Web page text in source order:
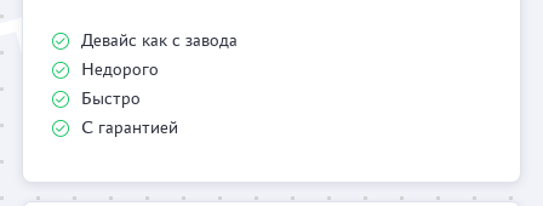
Девайс как с завода
Недорого
Быстро
С гарантией